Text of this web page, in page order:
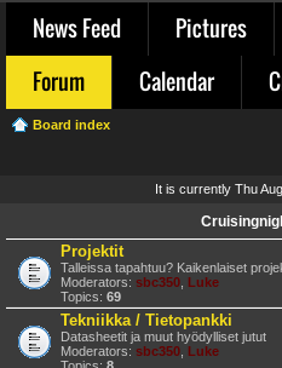
News Feed Pictures
Forum
Calendar
Board index
It is currently Thu
Projektit
Talleissa tapahtuu? Kaikenlaiset
Moderators: sbc350 Luke
Topics: 69
Tekniikka / Tietopankki
Datasheetit ja muut hyödylliset jutut
Moderators: sbc350 Luke